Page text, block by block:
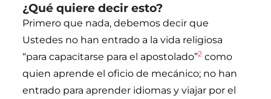
¿Qué quiere decir esto?
Primero que nada, debemos decir que
Ustedes no han entrado a la vida religiosa
“para capacitarse para el apostolado”2 como
quien aprende el oficio de mecánico; no han
entrado para aprender idiomas y viajar por el